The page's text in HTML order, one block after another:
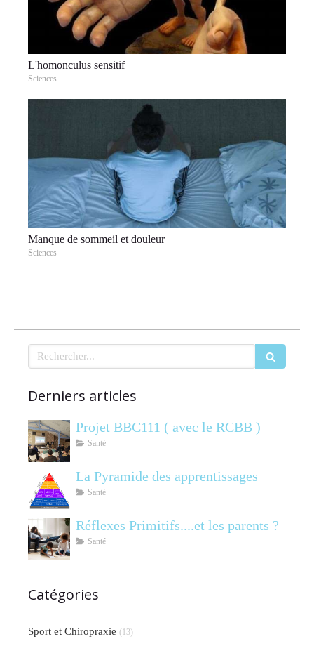
L'homonculus sensitif
Sciences
Manque de sommeil et douleur
Sciences
Rechercher
Derniers articles
Projet BBC111 ( avec le RCBB )
Santé
La Pyramide des apprentissages
Santé
Réflexes Primitifs....et les parents ?
Santé
Catégories
Sport et Chiropraxie (13)